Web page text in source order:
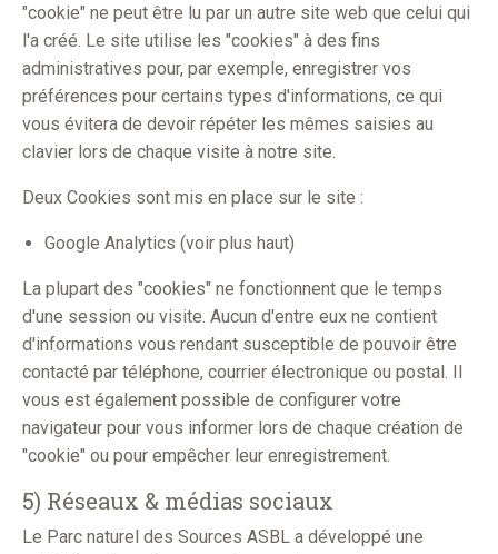
"cookie" ne peut être lu par un autre site web que celui qui
l'a créé. Le site utilise les "cookies" à des fins
administratives pour, par exemple, enregistrer vos
préférences pour certains types d'informations, ce qui
vous évitera de devoir répéter les mêmes saisies au
clavier lors de chaque visite à notre site.
Deux Cookies sont mis en place sur le site :
Google Analytics (voir plus haut)
La plupart des "cookies" ne fonctionnent que le temps
d'une session ou visite. Aucun d'entre eux ne contient
d'informations vous rendant susceptible de pouvoir être
contacté par téléphone, courrier électronique ou postal. Il
vous est également possible de configurer votre
navigateur pour vous informer lors de chaque création de
"cookie" ou pour empêcher leur enregistrement.
5) Réseaux & médias sociaux
Le Parc naturel des Sources ASBL a développé une